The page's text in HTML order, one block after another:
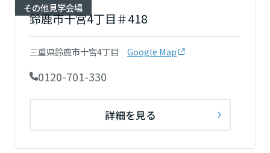
その他見学会場
鈴鹿市十宮4丁目＃418
三重県鈴鹿市十宮4丁目 Google Map
0120-701-330
詳細を見る